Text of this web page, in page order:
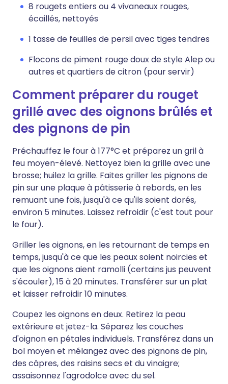
8 rougets entiers ou 4 vivaneaux rouges,
écaillés, nettoyés
1 tasse de feuilles de persil avec tiges tendres
Flocons de piment rouge doux de style Alep ou
autres et quartiers de citron (pour servir)
Comment préparer du rouget
grillé avec des oignons brûlés et
des pignons de pin
Préchauffez le four à 177°C et préparez un gril à
feu moyen-élevé. Nettoyez bien la grille avec une
brosse; huilez la grille. Faites griller les pignons de
pin sur une plaque à pâtisserie à rebords, en les
remuant une fois, jusqu'à ce qu'ils soient dorés,
environ 5 minutes. Laissez refroidir (c'est tout pour
le four).
Griller les oignons, en les retournant de temps en
temps, jusqu'à ce que les peaux soient noircies et
que les oignons aient ramolli (certains jus peuvent
s'écouler), 15 à 20 minutes. Transférer sur un plat
et laisser refroidir 10 minutes.
Coupez les oignons en deux. Retirez la peau
extérieure et jetez-la. Séparez les couches
d'oignon en pétales individuels. Transférez dans un
bol moyen et mélangez avec des pignons de pin,
des câpres, des raisins secs et du vinaigre;
assaisonnez l'agrodolce avec du sel.